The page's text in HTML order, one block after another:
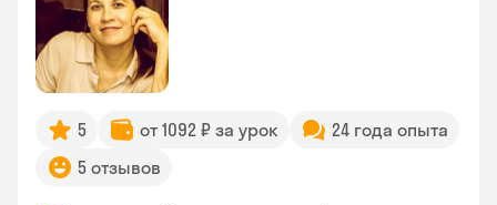
5 от 1092 ₽ за урок
24 года опыта
5 отзывов